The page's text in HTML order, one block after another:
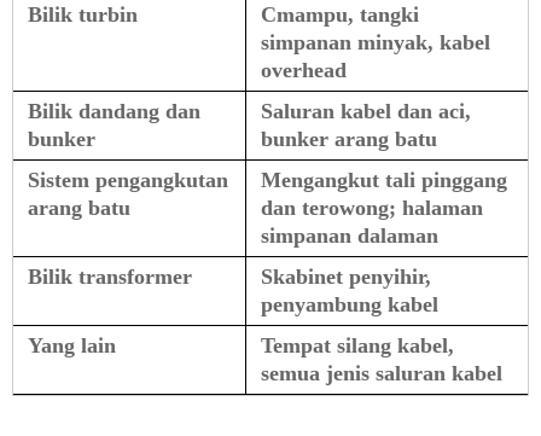
Bilik turbin
Cmampu, tangki
simpanan minyak, kabel
overhead
Bilik dandang dan
bunker
Saluran kabel dan aci,
bunker arang batu
Sistem pengangkutan
arang batu
Mengangkut tali pinggang
dan terowong; halaman
simpanan dalaman
Bilik transformer
Skabinet penyihir,
penyambung kabel
Yang lain
Tempat silang kabel,
semua jenis saluran kabel